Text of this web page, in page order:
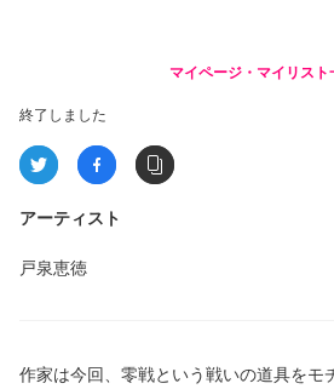
マイページ・マイリスト
終了しました
アーティスト
戸泉恵徳
作家は今回、零戦という戦いの道具をモ